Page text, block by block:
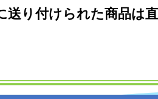
送り付けられた商品は